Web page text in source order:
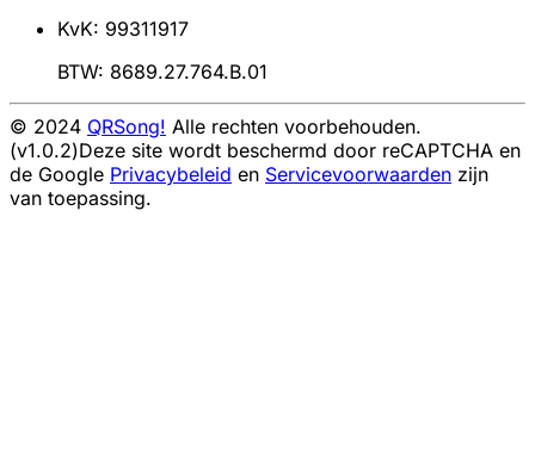
KvK: 99311917
BTW: 8689.27.764.B.01
© 2024 QRSong! Alle rechten voorbehouden.
(v1.0.2)Deze site wordt beschermd door reCAPTCHA en
de Google Privacybeleid en Servicevoorwaarden zijn
van toepassing.